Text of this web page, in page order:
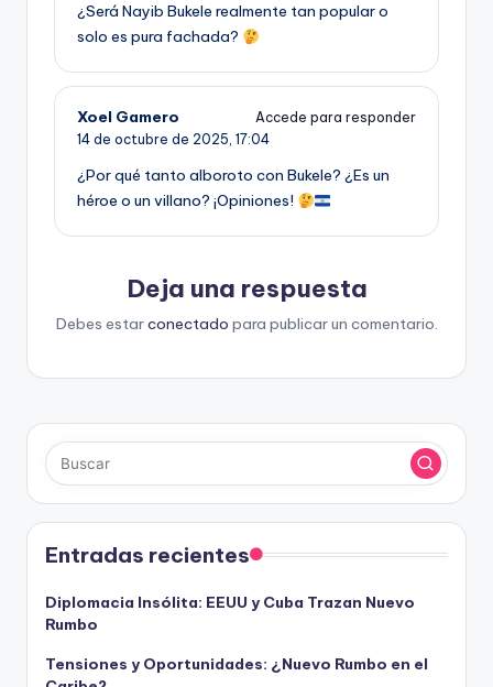
¿Será Nayib Bukele realmente tan popular o
solo es pura fachada?
Xoel Gamero
Accede para responder
14 de octubre de 2025, 17:04
¿Por qué tanto alboroto con Bukele? ¿Es un
héroe o un villano? ¡Opiniones!
Deja una respuesta
Debes estarconectado para publicar un comentario.
Entradas recientes
Diplomacia Insólita: EEUU y Cuba Trazan Nuevo
Rumbo
Tensiones y Oportunidades: ¿Nuevo Rumbo en el